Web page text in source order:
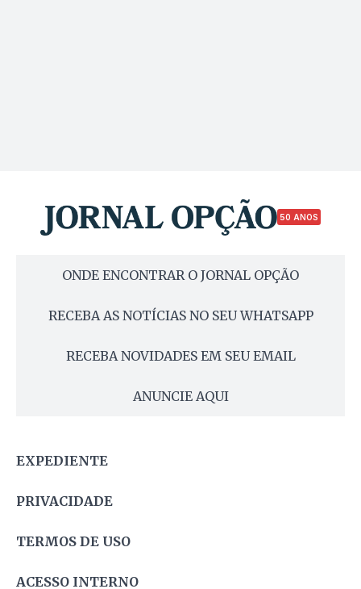
50 ANOS
ONDE ENCONTRAR O JORNAL OPÇÃO
RECEBA AS NOTÍCIAS NO SEU WHATSAPP
RECEBA NOVIDADES EM SEU EMAIL
ANUNCIE AQUI
EXPEDIENTE
PRIVACIDADE
TERMOS DE USO
ACESSO INTERNO